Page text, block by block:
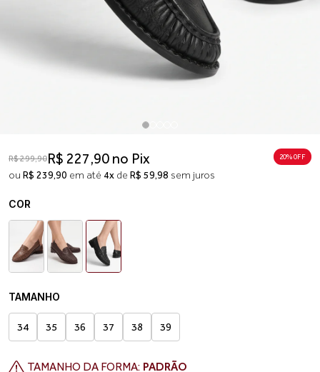
R$ 299,90R$ 227,90 no Pix
ou R$ 239,90 em até 4x de R$ 59,98 sem juros
20% 0FF
COR
TAMANHO
34 35 36 37 38 39
TAMANHO DA FORMA: PADRÃO